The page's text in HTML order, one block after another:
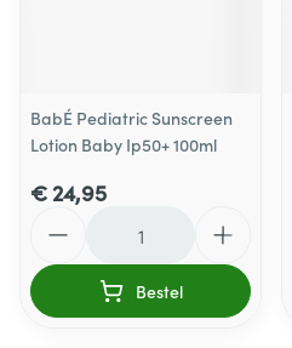
BabÉ Pediatric Sunscreen
Lotion Baby Ip50+ 100ml
€ 24,95
Bestel